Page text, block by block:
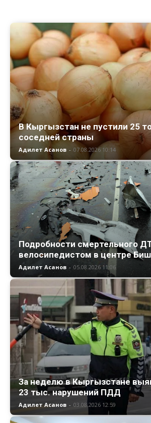
В Кыргызстан не пустили 25
соседней страны
Адилет Асанов - 07.08.2026 10:14
Подробности смертельного
велосипедистом в центре
Адилет Асанов - 05.08.2026 11:06
За неделю в Кыргызстане
23 тыс. нарушений ПДД
Адилет Асанов - 03.08.2026 12:59